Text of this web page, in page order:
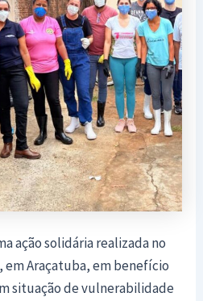
ação solidária realizada no
Araçatuba, em benefício
situação de vulnerabilidade